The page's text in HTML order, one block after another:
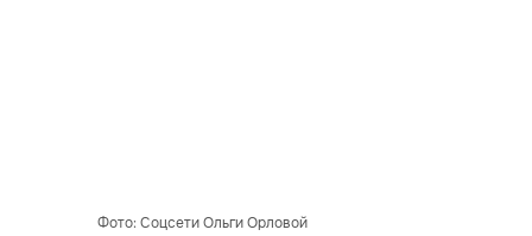
Фото: Соцсети Ольги Орловой